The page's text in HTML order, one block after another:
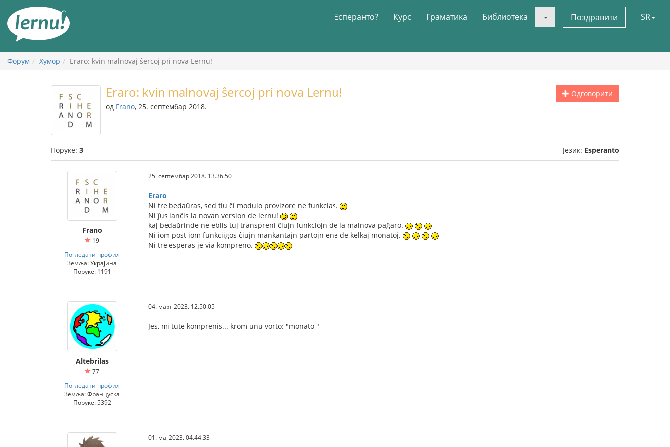
садржају
Есперанто? Курс Граматика Библиотека Поздравити SR
Форум Хумор Eraro: kvin malnovaj ŝercoj pri nova Lernu!
Одговорити
Eraro: kvin malnovaj ŝercoj pri nova Lernu!
од Frano, 25. септембар 2018.
Поруке: 3 Језик: Esperanto
Frano
19
Погледати профил
Земља: Украјина
Поруке: 1191
25. септембар 2018. 13.36.50
Eraro
Ni tre bedaŭras, sed tiu ĉi modulo provizore ne funkcias.
Ni ĵus lanĉis la novan version de lernu!
kaj bedaŭrinde ne eblis tuj transpreni ĉiujn funkciojn de la malnova paĝaro.
Ni iom post iom funkciigos ĉiujn mankantajn partojn ene de kelkaj monatoj.
Ni tre esperas je via kompreno.
Altebrilas
77
Погледати профил
Земља: Француска
Поруке: 5392
04. март 2023. 12.50.05
Jes, mi tute komprenis... krom unu vorto: "monato "
01. мај 2023. 04.44.33